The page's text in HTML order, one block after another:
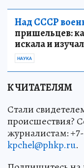
Над СССР
пришельцев:
искала и
НАУКА
К ЧИТАТЕЛЯМ
Стали
происшествия?
журналистам:
kpchel@phkp.ru.